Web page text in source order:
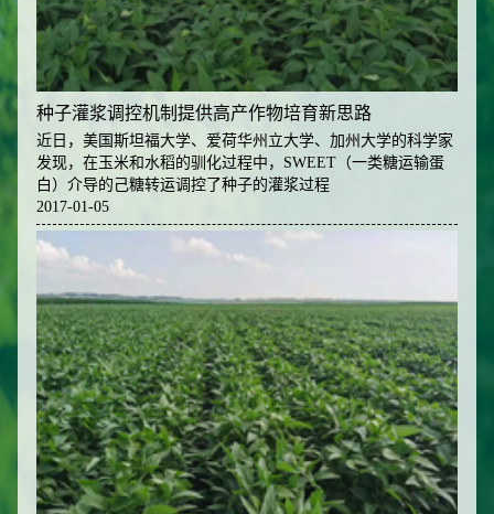
种子灌浆调控机制提供高产作物培育新思路
近日，美国斯坦福大学、爱荷华州立大学、加州大学的科学家
发现，在玉米和水稻的驯化过程中，SWEET（一类糖运输蛋
白）介导的己糖转运调控了种子的灌浆过程
2017-01-05